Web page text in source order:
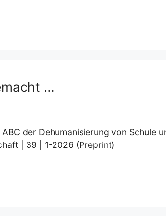
…
der Dehumanisierung von Schule
| 39 | 1-2026 (Preprint)